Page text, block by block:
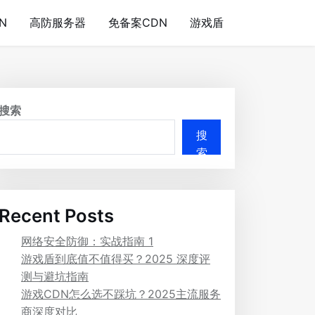
高防服务器 免备案CDN 游戏盾
索
搜
索
Posts
网络安全防御：实战指南 1
游戏盾到底值不值得买？2025 深度评
测与避坑指南
游戏CDN怎么选不踩坑？2025主流服务
商深度对比